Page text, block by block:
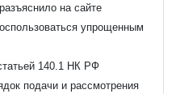
на сайте
упрощенным
140.1 НК РФ
подачи и рассмотрения